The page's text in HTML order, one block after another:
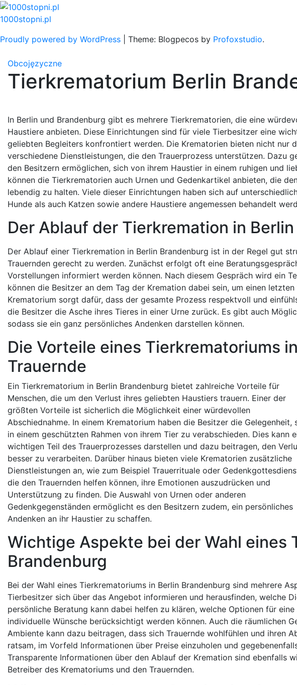
Skip
to
1000stopni.pl
Proudly powered by WordPress
Theme: Blogpecos by Profoxstudio.
Obcojęzyczne
Tierkrematorium Berlin
In Berlin und Brandenburg gibt es mehrere Tierkrematorien, die eine
Haustiere anbieten. Diese Einrichtungen sind für viele Tierbesitzer eine
geliebten Begleiters konfrontiert werden. Die Krematorien bieten nicht nur
verschiedene Dienstleistungen, die den Trauerprozess unterstützen. Dazu
den Besitzern ermöglichen, sich von ihrem Haustier in einem ruhigen und
können die Tierkrematorien auch Urnen und Gedenkartikel anbieten, die
lebendig zu halten. Viele dieser Einrichtungen haben sich auf
Hunde als auch Katzen sowie andere Haustiere angemessen behandelt
Der Ablauf der Tierkremation in
Der Ablauf einer Tierkremation in Berlin Brandenburg ist in der Regel gut
Trauernden gerecht zu werden. Zunächst erfolgt oft eine
Vorstellungen informiert werden können. Nach diesem Gespräch wird ein
können die Besitzer an dem Tag der Kremation dabei sein, um einen
Krematorium sorgt dafür, dass der gesamte Prozess respektvoll und
die Besitzer die Asche ihres Tieres in einer Urne zurück. Es gibt auch
sodass sie ein ganz persönliches Andenken darstellen können.
Die Vorteile eines Tierkrematoriums
Trauernde
Ein Tierkrematorium in Berlin Brandenburg bietet zahlreiche Vorteile für
Menschen, die um den Verlust ihres geliebten Haustiers trauern. Einer der
größten Vorteile ist sicherlich die Möglichkeit einer würdevollen
Abschiednahme. In einem Krematorium haben die Besitzer die Gelegenheit,
in einem geschützten Rahmen von ihrem Tier zu verabschieden. Dies kann
wichtigen Teil des Trauerprozesses darstellen und dazu beitragen, den
besser zu verarbeiten. Darüber hinaus bieten viele Krematorien zusätzliche
Dienstleistungen an, wie zum Beispiel Trauerrituale oder
die den Trauernden helfen können, ihre Emotionen auszudrücken und
Unterstützung zu finden. Die Auswahl von Urnen oder anderen
Gedenkgegenständen ermöglicht es den Besitzern zudem, ein persönliches
Andenken an ihr Haustier zu schaffen.
Wichtige Aspekte bei der Wahl eines
Brandenburg
Bei der Wahl eines Tierkrematoriums in Berlin Brandenburg sind mehrere
Tierbesitzer sich über das Angebot informieren und herausfinden, welche
persönliche Beratung kann dabei helfen zu klären, welche Optionen für
individuelle Wünsche berücksichtigt werden können. Auch die räumlichen
Ambiente kann dazu beitragen, dass sich Trauernde wohlfühlen und ihren
ratsam, im Vorfeld Informationen über Preise einzuholen und
Transparente Informationen über den Ablauf der Kremation sind ebenfalls
Betreiber des Krematoriums und den Trauernden.